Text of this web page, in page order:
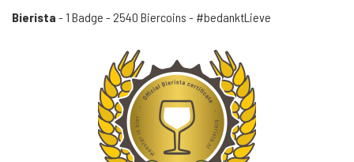
Bierista - 1 Badge - 2540 Biercoins - #bedanktLieve